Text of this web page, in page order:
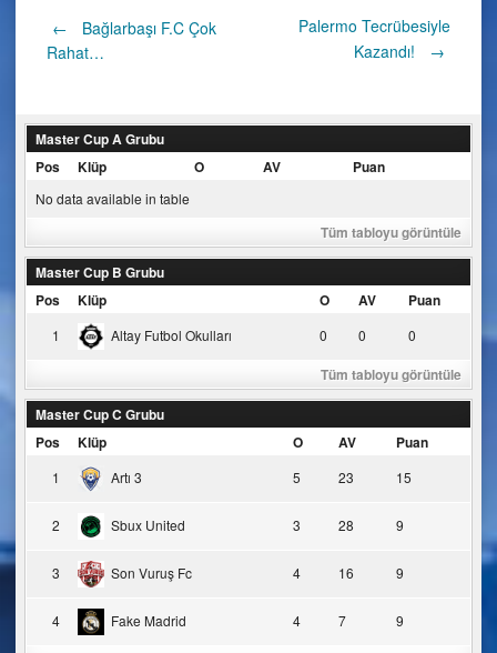
Post
←
Bağlarbaşı F.C Çok
Rahat…
Palermo Tecrübesiyle
Kazandı!
→
Master Cup A Grubu
Pos
Klüp O AV Puan
No data available in table
Tüm tabloyu görüntüle
Master Cup B Grubu
Pos
Klüp O AV Puan
1 Altay Futbol Okulları 0 0 0
Tüm tabloyu görüntüle
Master Cup C Grubu
Pos
Klüp O AV Puan
1 Artı 3 5 23 15
2 Sbux United 3 28 9
3 Son Vuruş Fc 4 16 9
4 Fake Madrid 4 7 9